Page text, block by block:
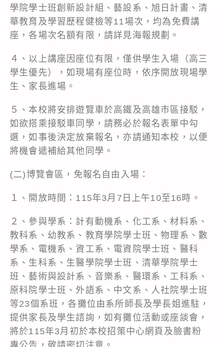
學院學士班創新設計組、藝設系、旭日計畫、清
華教育及學習歷程健檢等11場次，均為免費講
座，各場次名額有限，請詳見海報規劃。
４、以上講座因座位有限，僅供學生入場（高三
學生優先），如現場有座位時，依序開放現場學
生、家長進場。
５、本校將安排遊覽車於高鐵及高雄市區接駁，
如欲搭乘接駁車同學，請務必於報名表單中勾
選，如事後決定放棄報名，亦請通知本校，以便
將機會遞補給其他同學。
(二)博覽會區，免報名自由入場：
１、開放時間：115年3月7日上午10至16時。
２、參與學系：計有動機系、化工系、材料系、
教科系、幼教系、教育學院學士班、物理系、數
學系、電機系、資工系、電資院學士班、醫科
系、生科系、生醫學院學士班、清華學院學士
班、藝術與設計系、音樂系、醫環系、工科系、
原科院學士班、外語系、中文系、人社院學士班
等23個系班，各攤位由系所師長及學長姐進駐，
提供家長及學生諮詢，如有攤位活動或座談會，
將於115年3月初於本校招策中心網頁及臉書粉
專公告，敬請密切注意。